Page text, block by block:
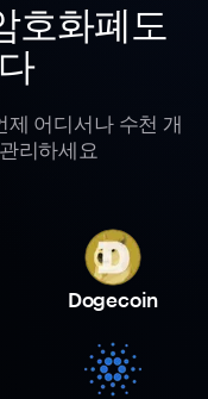
호화폐도
제 어디서나 수천 개
리하세요
Dogecoin